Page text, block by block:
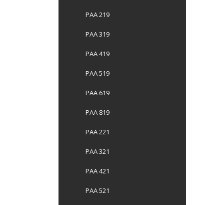
PAA 219
PAA 319
PAA 419
PAA 519
PAA 619
PAA 819
PAA 221
PAA 321
PAA 421
PAA 521